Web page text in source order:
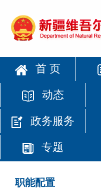
首 页
动态
政务服务
专题
职能配置